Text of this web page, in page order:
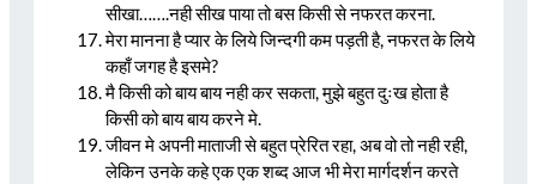
सीखा…….नही सीख पाया तो बस किसी से नफरत करना.
मेरा मानना है प्यार के लिये जिन्दगी कम पड़ती है, नफरत के लिये
कहाँ जगह है इसमे?
मै किसी को बाय बाय नही कर सकता, मुझे बहुत दुःख होता है
किसी को बाय बाय करने मे.
जीवन मे अपनी माताजी से बहुत प्रेरित रहा, अब वो तो नही रही,
लेकिन उनके कहे एक एक शब्द आज भी मेरा मार्गदर्शन करते